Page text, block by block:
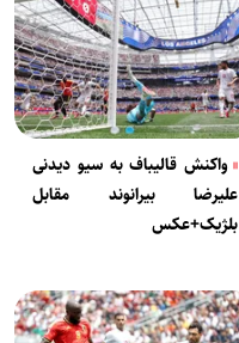
واکنش قالیباف به سیو دیدنی
علیرضا بیرانوند مقابل
بلژیک+عکس